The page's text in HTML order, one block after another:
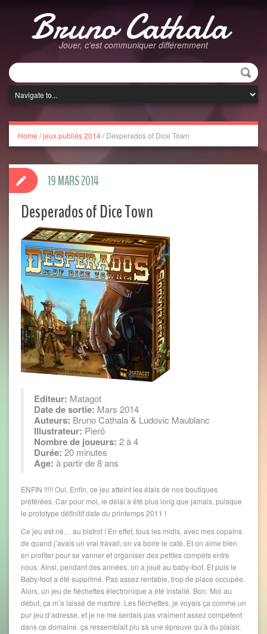
Bruno Cathala
Jouer, c'est communiquer différemment
Home /jeux publiés 2014/ Desperados of Dice Town
Desperados of Dice Town
Editeur: Matagot
Date de sortie: Mars 2014
Auteurs: Bruno Cathala & Ludovic Maublanc
Illustrateur: Pierô
Nombre de joueurs: 2 à 4
Durée: 20 minutes
Age: à partir de 8 ans
ENFIN !!!!! Oui, Enfin, ce jeu atteint les étals de nos boutiques
préférées. Car pour moi, le délai a été plus long que jamais, puisque
le prototype définitif date du printemps 2011 !
Ce jeu est né… au bistrot ! En effet, tous les midis, avec mes copains
de quand j’avais un vrai travail, on va boire le café. Et on aime bien
en profiter pour se vanner et organiser des petites compèts entre
nous. Ainsi, pendant des années, on a joué au baby-foot. Et puis le
Baby-foot a été supprimé. Pas assez rentable, trop de place occupée.
Alors, un jeu de fléchettes électronique a été installé. Bon. Moi au
début, ça m’a laissé de marbre. Les fléchettes, je voyais ça comme un
pur jeu d’adresse, et je ne me sentais pas vraiment assez compétent
dans ce domaine. ça ressemblait plu sà une épreuve qu’à du plaisir.
19 MARS 2014